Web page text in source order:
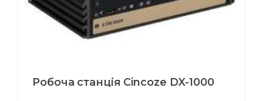
Робоча станція Cincoze DX-1000